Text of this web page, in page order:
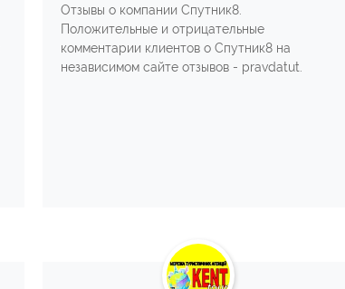
Отзывы о компании Спутник8.
Положительные и отрицательные
комментарии клиентов о Спутник8 на
независимом сайте отзывов - pravdatut.